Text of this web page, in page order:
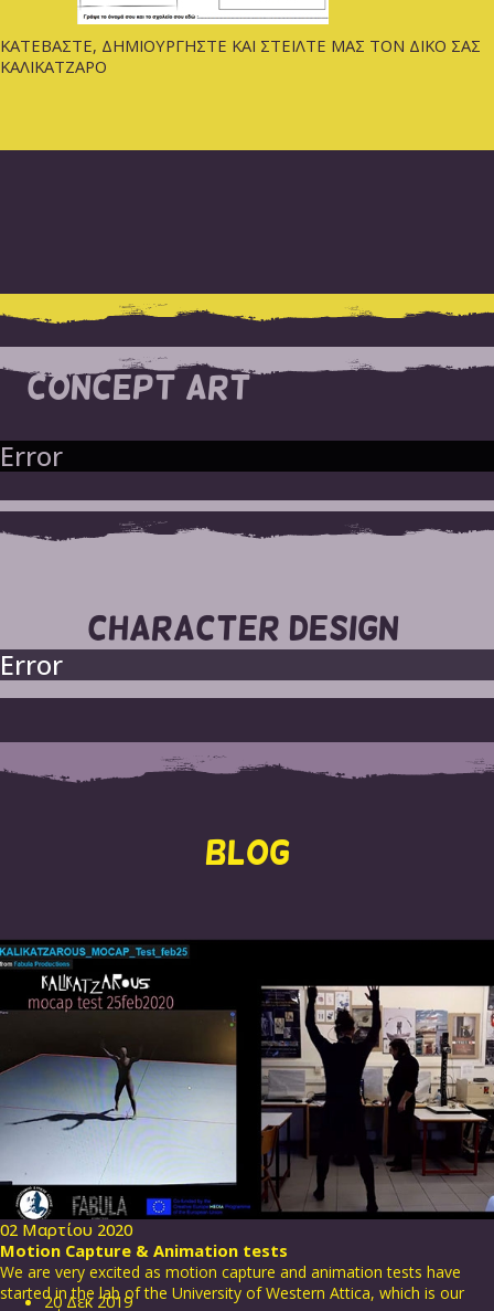
ΚΑΤΕΒΑΣΤΕ, ΔΗΜΙΟΥΡΓΗΣΤΕ ΚΑΙ ΣΤΕΙΛΤΕ ΜΑΣ ΤΟΝ ΔΙΚΟ ΣΑΣ
ΚΑΛΙΚΑΤΖΑΡΟ
CONCEPT ART
Error
CHARACTER DESIGN
Error
BLOG
02 Μαρτίου 2020
Motion Capture & Animation tests
We are very excited as motion capture and animation tests have
started in the lab of the University of Western Attica, which is our
20 Δεκ 2019